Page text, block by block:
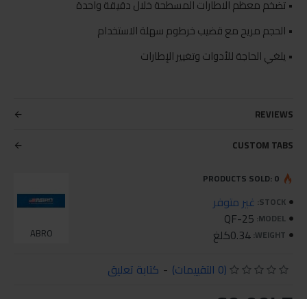
• تضخم معظم الاطارات المسطحة خلال دقيقة واحدة
• الحجم مريح مع قضيب خرطوم سهلة الاستخدام
• يلغي الحاجة للأدوات وتغيير الإطارات
REVIEWS
CUSTOM TABS
STOCK: غير متوفر
MODEL:
QF-25
WEIGHT: 0.34كلغ ABRO
PRODUCTS SOLD: 0
(0 التقييمات) - كتابة تعليق